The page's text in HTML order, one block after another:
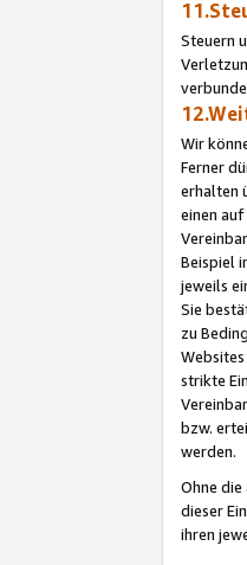
Steuern
Wir
Ferner
erhalten
einen
Beispiel
jeweils
Sie
zu
strikte
bzw.
werden.
Ohne
dieser
ihren